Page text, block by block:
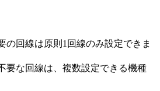
の回線は原則1回線のみ設定できま
要な回線は、複数設定できる機種